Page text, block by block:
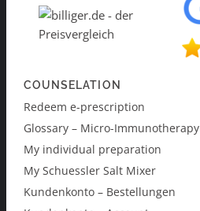
COUNSELATION
Redeem e-prescription
Glossary – Micro-Immunotherapy
My individual preparation
My Schuessler Salt Mixer
Kundenkonto – Bestellungen